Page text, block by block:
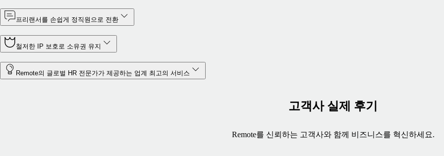
프리랜서를 손쉽게 정직원으로 전환
철저한 IP 보호로 소유권 유지
Remote의 글로벌 HR 전문가가 제공하는 업계 최고의 서비스
고객사 실제 후기
Remote를 신뢰하는 고객사와 함께 비즈니스를 혁신하세요.